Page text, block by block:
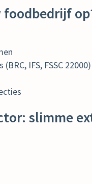
IFS, FSSC 22000)
slimme